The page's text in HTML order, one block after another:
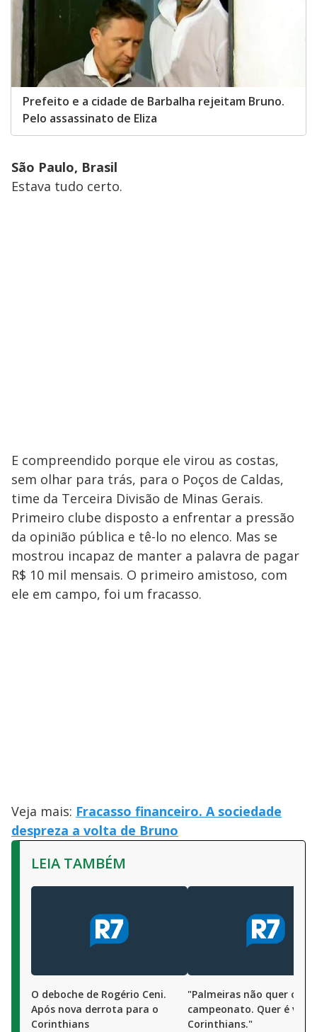
Prefeito e a cidade de Barbalha rejeitam Bruno.
Pelo assassinato de Eliza
São Paulo, Brasil
Estava tudo certo.
E compreendido porque ele virou as costas,
sem olhar para trás, para o Poços de Caldas,
time da Terceira Divisão de Minas Gerais.
Primeiro clube disposto a enfrentar a pressão
da opinião pública e tê-lo no elenco. Mas se
mostrou incapaz de manter a palavra de pagar
R$ 10 mil mensais. O primeiro amistoso, com
ele em campo, foi um fracasso.
Veja mais: Fracasso financeiro. A sociedade
despreza a volta de Bruno
LEIA TAMBÉM
O deboche de Rogério Ceni.
Após nova derrota para o
Corinthians
"Palmeiras não quer o
campeonato. Quer é
Corinthians."